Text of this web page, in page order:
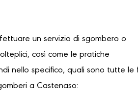
un servizio di sgombero o
così come le pratiche
nello specifico, quali sono tutte le
a Castenaso: